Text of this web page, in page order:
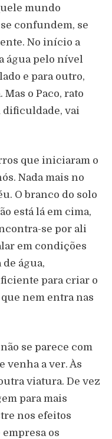
mundo
confundem, se
No início a
água pelo nível
e para outro,
o Paco, rato
dificuldade, vai
que iniciaram o
Nada mais no
O branco do solo
está lá em cima,
se por ali
em condições
água,
para criar o
nem entra nas
se parece com
venha a ver. Às
viatura. De vez
para mais
nos efeitos
os